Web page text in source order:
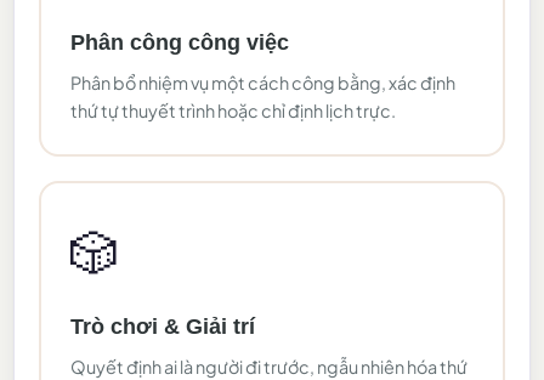
Phân công công việc
Phân bổ nhiệm vụ một cách công bằng, xác định
thứ tự thuyết trình hoặc chỉ định lịch trực.
🎲
Trò chơi & Giải trí
Quyết định ai là người đi trước, ngẫu nhiên hóa thứ